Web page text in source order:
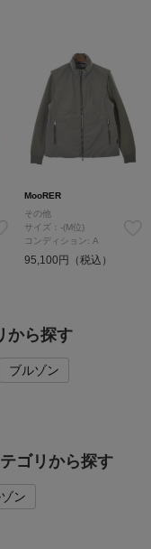
MooRER
その他
サイズ：-(M位)
コンディション: A
95,100円（税込）
から探す
ブルゾン
ゴリから探す
ン